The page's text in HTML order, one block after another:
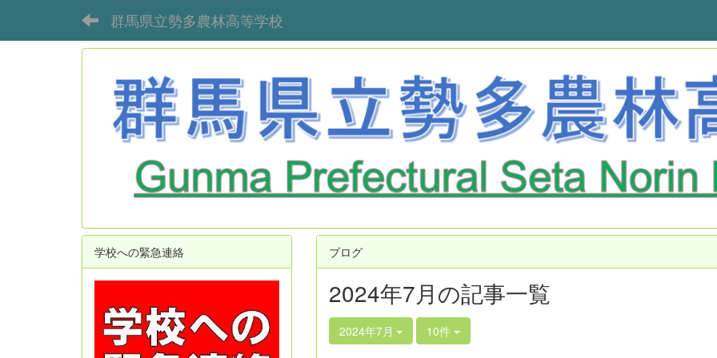
群馬県立勢多農林高等学校
ブログ
2024年7月の記事一覧
2024年7月 10件
学校への緊急連絡